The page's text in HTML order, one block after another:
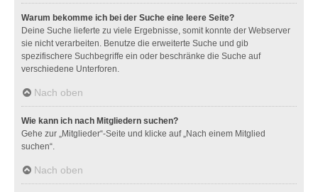
Warum bekomme ich bei der Suche eine leere Seite?
Deine Suche lieferte zu viele Ergebnisse, somit konnte der Webserver
sie nicht verarbeiten. Benutze die erweiterte Suche und gib
spezifischere Suchbegriffe ein oder beschränke die Suche auf
verschiedene Unterforen.
Nach oben
Wie kann ich nach Mitgliedern suchen?
Gehe zur „Mitglieder“-Seite und klicke auf „Nach einem Mitglied
suchen“.
Nach oben